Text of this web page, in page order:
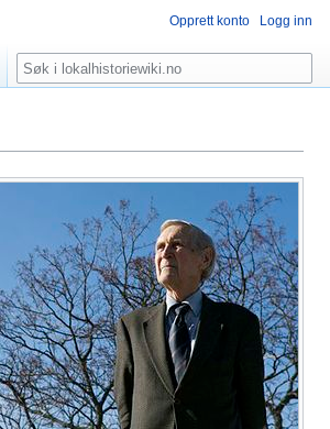
Opprett konto Logg inn
Søk